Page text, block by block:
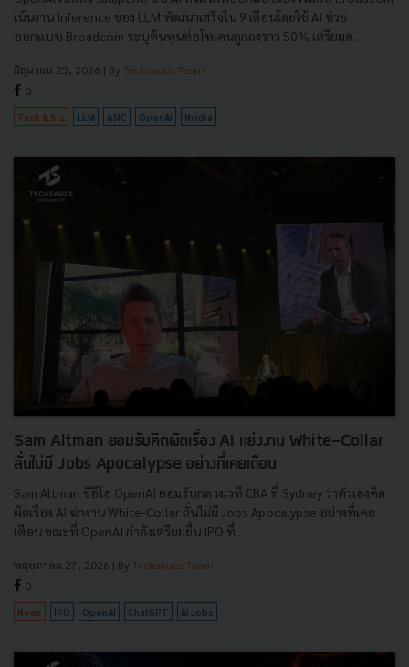
เน้นงาน Inference ของ LLM พัฒนาเสร็จใน 9 เดือนโดยใช้ AI ช่วย
ออกแบบ Broadcom ระบุต้นทุนต่อโทเคนถูกลงราว 50% เตรียมต...
มิถุนายน 25, 2026 | By Techsauce Team
0
Tech & Biz LLM ASIC OpenAI Nvidia
Sam Altman ยอมรับคิดผิดเรื่อง AI แย่งงาน White-Collar
ลั่นไม่มี Jobs Apocalypse อย่างที่เคยเตือน
Sam Altman ซีอีโอ OpenAI ยอมรับกลางเวที CBA ที่ Sydney ว่าตัวเองคิด
ผิดเรื่อง AI ฆ่างาน White-Collar ลั่นไม่มี Jobs Apocalypse อย่างที่เคย
เตือน ขณะที่ OpenAI กำลังเตรียมยื่น IPO ที่...
พฤษภาคม 27, 2026 | By Techsauce Team
0
News IPO OpenAI ChatGPT AI Jobs